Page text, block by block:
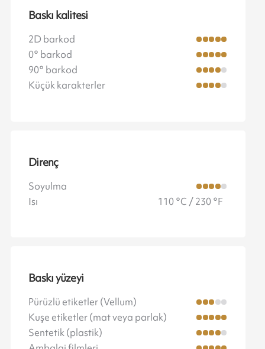
Baskı kalitesi
2D barkod
0° barkod
90° barkod
Küçük karakterler
Direnç
Soyulma
Isı
110 °C / 230 °F
Baskı yüzeyi
Pürüzlü etiketler (Vellum)
Kuşe etiketler (mat veya parlak)
Sentetik (plastik)